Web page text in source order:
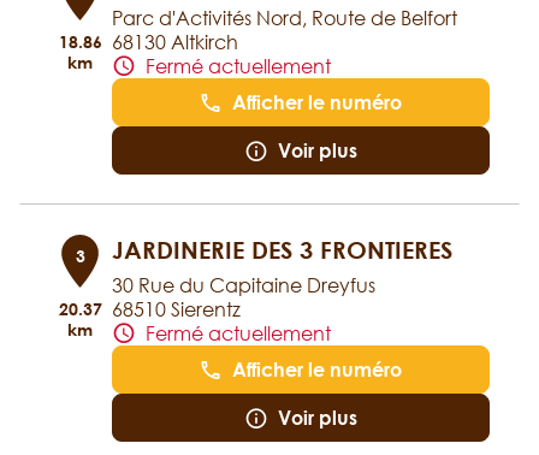
18.86
km
Parc d'Activités Nord, Route de Belfort
68130 Altkirch
Fermé actuellement
Afficher le numéro
Voir plus
3
20.37
km
JARDINERIE DES 3 FRONTIERES
30 Rue du Capitaine Dreyfus
68510 Sierentz
Fermé actuellement
Afficher le numéro
Voir plus